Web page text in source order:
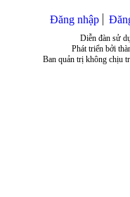
Đăng nhập
Diễn đàn sử
Phát triển bởi
Ban quản trị không chịu